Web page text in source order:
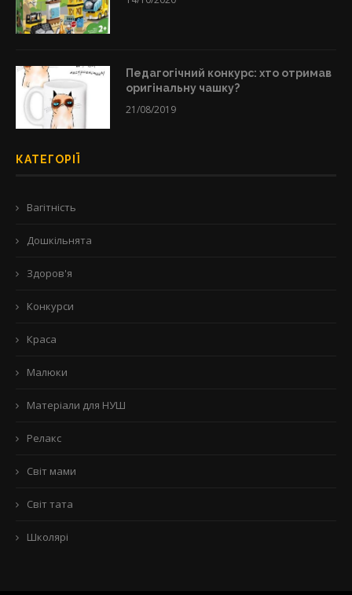
Педагогічний конкурс: хто отримав
оригінальну чашку?
21/08/2019
КАТЕГОРІЇ
Вагітність
Дошкільнята
Здоров'я
Конкурси
Краса
Малюки
Матеріали для НУШ
Релакс
Світ мами
Світ тата
Школярі